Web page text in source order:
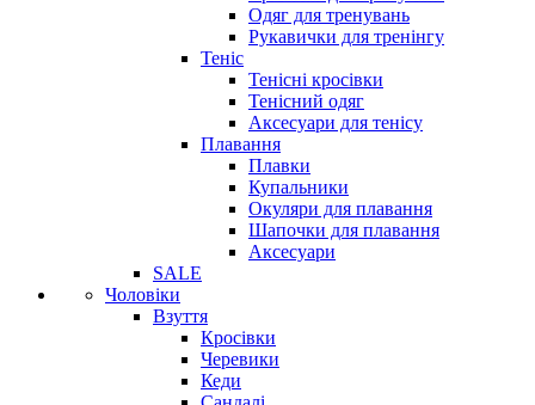
Одяг для тренувань
Рукавички для тренінгу
Теніс
Тенісні кросівки
Тенісний одяг
Аксесуари для тенісу
Плавання
Плавки
Купальники
Окуляри для плавання
Шапочки для плавання
Аксесуари
SALE
Чоловіки
Взуття
Кросівки
Черевики
Кеди